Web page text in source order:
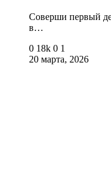
Соверши первый
в…
0 18k 0 1
20 марта, 2026